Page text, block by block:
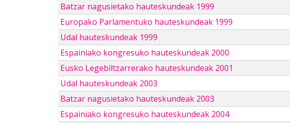
Batzar nagusietako hauteskundeak 1999
Europako Parlamentuko hauteskundeak 1999
Udal hauteskundeak 1999
Espainiako kongresuko hauteskundeak 2000
Eusko Legebiltzarrerako hauteskundeak 2001
Udal hauteskundeak 2003
Batzar nagusietako hauteskundeak 2003
Espainiako kongresuko hauteskundeak 2004